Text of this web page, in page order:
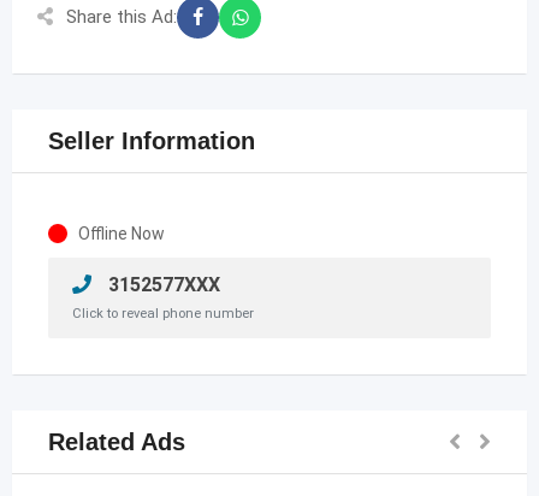
Share this Ad:
Seller Information
Offline Now
3152577XXX
Click to reveal phone number
Related Ads